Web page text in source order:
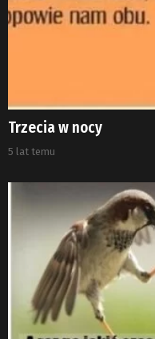
Trzecia w nocy
5 lat temu